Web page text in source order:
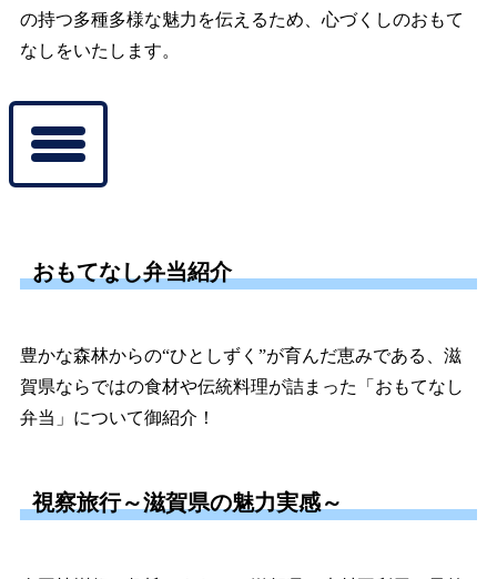
の持つ多種多様な魅力を伝えるため、心づくしのおもて
なしをいたします。
おもてなし弁当紹介
豊かな森林からの“ひとしずく”が育んだ恵みである、滋
賀県ならではの食材や伝統料理が詰まった「おもてなし
弁当」について御紹介！
視察旅行～滋賀県の魅力実感～